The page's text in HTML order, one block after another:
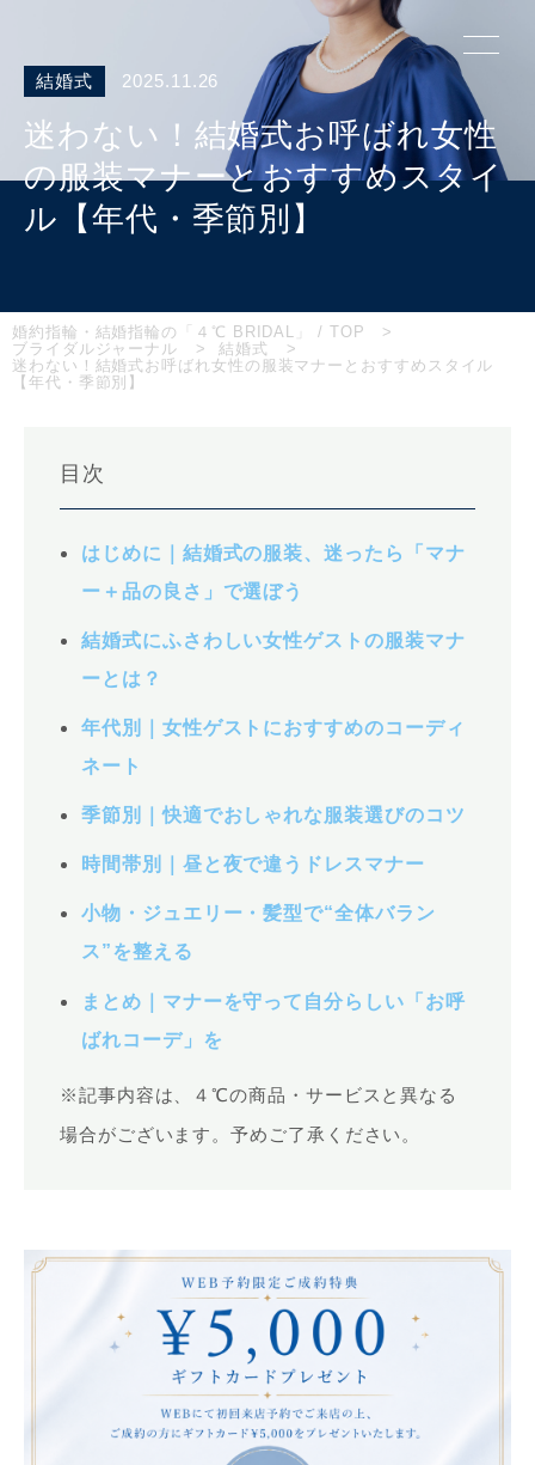
結婚式 2025.11.26
迷わない！結婚式お呼ばれ女性
の服装マナーとおすすめスタイ
ル【年代・季節別】
婚約指輪・結婚指輪の「４℃ BRIDAL」 / TOP
ブライダルジャーナル
結婚式
迷わない！結婚式お呼ばれ女性の服装マナーとおすすめスタイル
【年代・季節別】
目次
はじめに｜結婚式の服装、迷ったら「マナ
ー＋品の良さ」で選ぼう
結婚式にふさわしい女性ゲストの服装マナ
ーとは？
年代別｜女性ゲストにおすすめのコーディ
ネート
季節別｜快適でおしゃれな服装選びのコツ
時間帯別｜昼と夜で違うドレスマナー
小物・ジュエリー・髪型で“全体バラン
ス”を整える
まとめ｜マナーを守って自分らしい「お呼
ばれコーデ」を
※記事内容は、４℃の商品・サービスと異なる
場合がございます。予めご了承ください。